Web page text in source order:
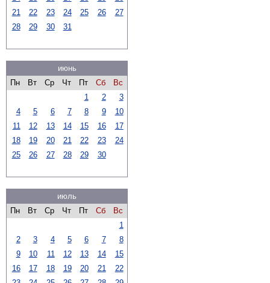
21
22 23 24 25 26
27
28
29 30 31
июнь
Пн
Вт Ср Чт Пт Сб
Вс
1
2
3
4
5 6 7 8 9
10
11
12 13 14 15 16
17
18
19 20 21 22 23
24
25
26 27 28 29 30
июль
Пн
Вт Ср Чт Пт Сб
Вс
1
2
3 4 5 6 7
8
9
10 11 12 13 14
15
16
17 18 19 20 21
22